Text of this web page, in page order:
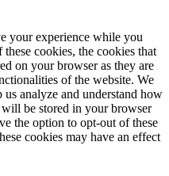
your experience while you
cookies, the cookies that
on your browser as they are
of the website. We
analyze and understand how
be stored in your browser
the option to opt-out of these
cookies may have an effect